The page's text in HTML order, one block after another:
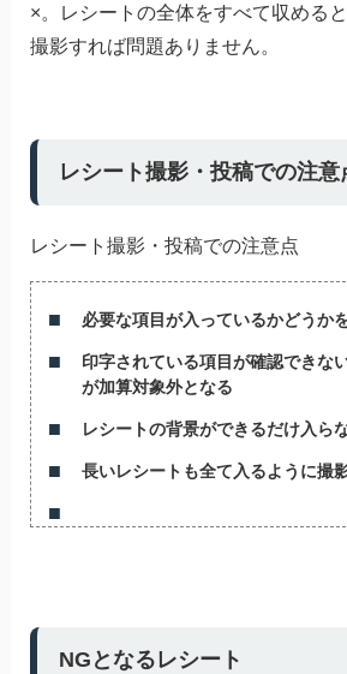
×。レシートの全体をすべて収める
撮影すれば問題ありません。
レシート撮影・投稿での注意
レシート撮影・投稿での注意点
必要な項目が入っているかどうか
印字されている項目が確認できな
が加算対象外となる
レシートの背景ができるだけ入ら
長いレシートも全て入るように撮
NGとなるレシート